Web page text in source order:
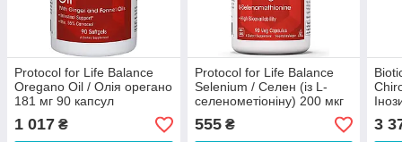
Protocol for Life Balance
Oregano Oil / Олія орегано
181 мг 90 капсул
1 017 ₴
Protocol for Life Balance
Selenium / Селен (із L-
селенометіоніну) 200 мкг
90 капсул
555₴ 3